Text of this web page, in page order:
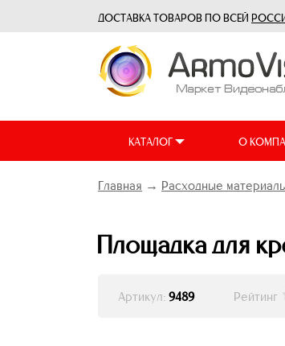
ДОСТАВКА ТОВАРОВ ПО ВСЕЙ
КАТАЛОГ О
Главная → Расходные
Площадка для
Артикул: 9489 Рейтинг